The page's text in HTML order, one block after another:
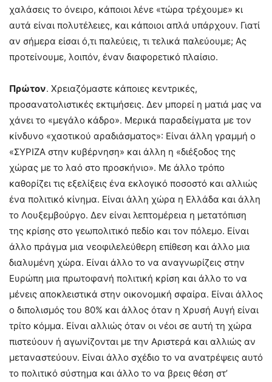
χαλάσεις το όνειρο, κάποιοι λένε «τώρα τρέχουμε» κι
αυτά είναι πολυτέλειες, και κάποιοι απλά υπάρχουν. Γιατί
αν σήμερα είσαι ό,τι παλεύεις, τι τελικά παλεύουμε; Ας
προτείνουμε, λοιπόν, έναν διαφορετικό πλαίσιο.
Πρώτον. Χρειαζόμαστε κάποιες κεντρικές,
προσανατολιστικές εκτιμήσεις. Δεν μπορεί η ματιά μας να
χάνει το «μεγάλο κάδρο». Μερικά παραδείγματα με τον
κίνδυνο «χαοτικού αραδιάσματος»: Είναι άλλη γραμμή ο
«ΣΥΡΙΖΑ στην κυβέρνηση» και άλλη η «διέξοδος της
χώρας με το λαό στο προσκήνιο». Με άλλο τρόπο
καθορίζει τις εξελίξεις ένα εκλογικό ποσοστό και αλλιώς
ένα πολιτικό κίνημα. Είναι άλλη χώρα η Ελλάδα και άλλη
το Λουξεμβούργο. Δεν είναι λεπτομέρεια η μετατόπιση
της κρίσης στο γεωπολιτικό πεδίο και τον πόλεμο. Είναι
άλλο πράγμα μια νεοφιλελεύθερη επίθεση και άλλο μια
διαλυμένη χώρα. Είναι άλλο το να αναγνωρίζεις στην
Ευρώπη μια πρωτοφανή πολιτική κρίση και άλλο το να
μένεις αποκλειστικά στην οικονομική σφαίρα. Είναι άλλος
ο διπολισμός του 80% και άλλος όταν η Χρυσή Αυγή είναι
τρίτο κόμμα. Είναι αλλιώς όταν οι νέοι σε αυτή τη χώρα
πιστεύουν ή αγωνίζονται με την Αριστερά και αλλιώς αν
μεταναστεύουν. Είναι άλλο σχέδιο το να ανατρέψεις αυτό
το πολιτικό σύστημα και άλλο το να βρεις θέση στ’